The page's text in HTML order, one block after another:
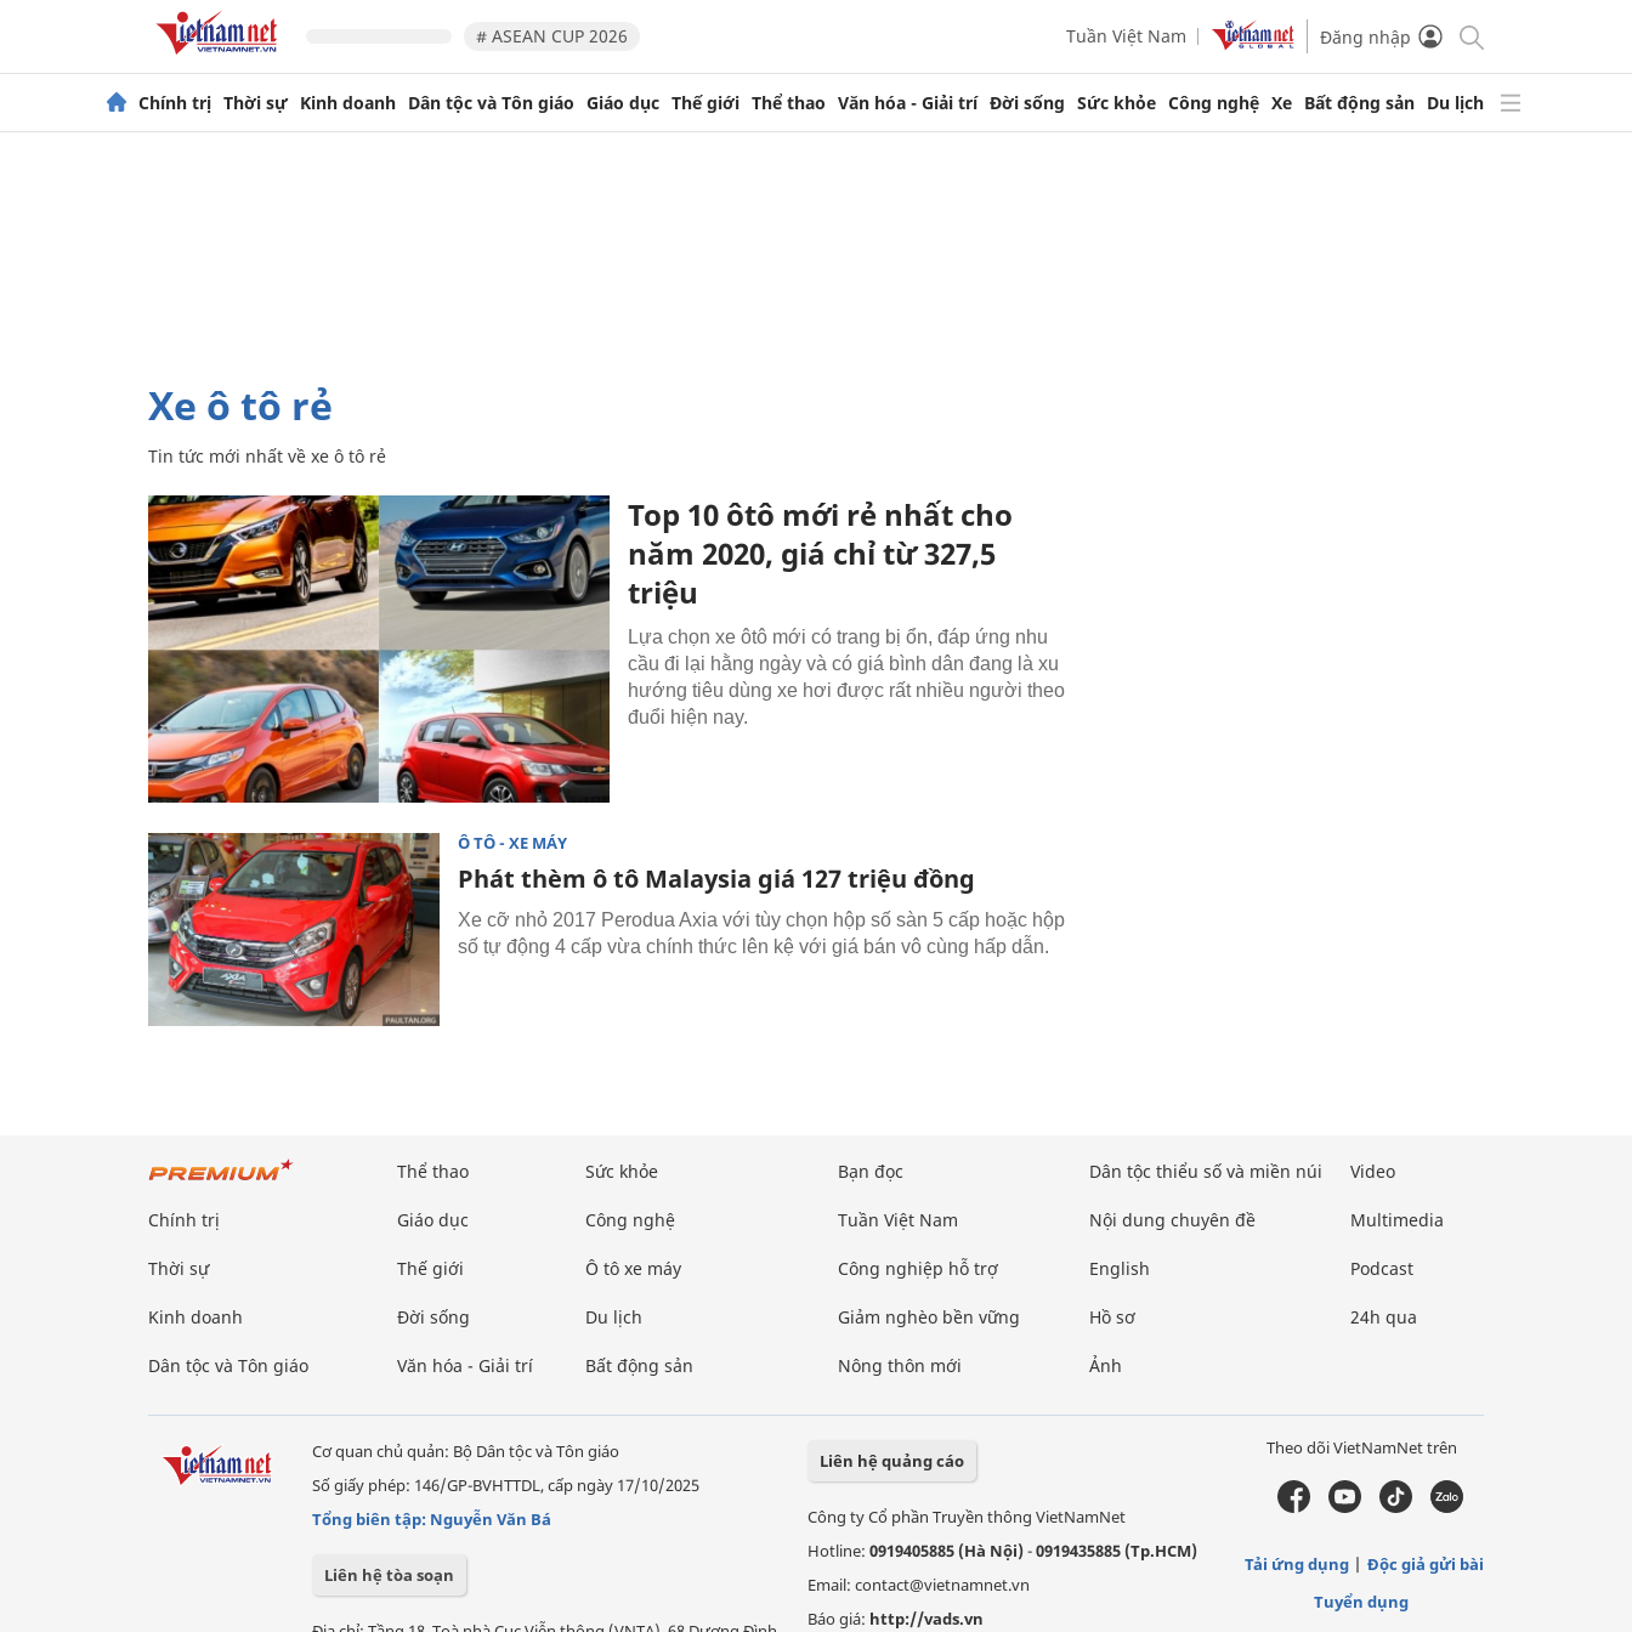
# ASEAN CUP 2026 Tuần Việt Nam Đăng nhập
Chính trị Thời sự Kinh doanh Dân tộc và Tôn giáo Giáo dục Thế giới Thể thao Văn hóa - Giải trí Đời sống Sức khỏe Công nghệ Xe Bất động sản Du lịch
xe ô tô rẻ
Tin tức mới nhất về xe ô tô rẻ
Top 10 ôtô mới rẻ nhất cho
năm 2020, giá chỉ từ 327,5
triệu
Lựa chọn xe ôtô mới có trang bị ổn, đáp ứng nhu
cầu đi lại hằng ngày và có giá bình dân đang là xu
hướng tiêu dùng xe hơi được rất nhiều người theo
đuổi hiện nay.
Ô TÔ - XE MÁY
Phát thèm ô tô Malaysia giá 127 triệu đồng
Xe cỡ nhỏ 2017 Perodua Axia với tùy chọn hộp số sàn 5 cấp hoặc hộp
số tự động 4 cấp vừa chính thức lên kệ với giá bán vô cùng hấp dẫn.
Chính trị
Thời sự
Kinh doanh
Dân tộc và Tôn giáo
Thể thao
Giáo dục
Thế giới
Đời sống
Văn hóa - Giải trí
Sức khỏe
Công nghệ
Ô tô xe máy
Du lịch
Bất động sản
Bạn đọc
Tuần Việt Nam
Công nghiệp hỗ trợ
Giảm nghèo bền vững
Nông thôn mới
Dân tộc thiểu số và miền núi
Nội dung chuyên đề
English
Hồ sơ
Ảnh
Video
Multimedia
Podcast
24h qua
Cơ quan chủ quản: Bộ Dân tộc và Tôn giáo
Số giấy phép: 146/GP-BVHTTDL, cấp ngày 17/10/2025
Tổng biên tập: Nguyễn Văn Bá
Liên hệ tòa soạn
Liên hệ quảng cáo
Công ty Cổ phần Truyền thông VietNamNet
Hotline: 0919405885 (Hà Nội)-0919435885 (Tp.HCM)
Email: contact@vietnamnet.vn
Báo giá: http://vads.vn
Theo dõi VietNamNet trên
Tải ứng dụng
Độc giả gửi bài
Tuyển dụng